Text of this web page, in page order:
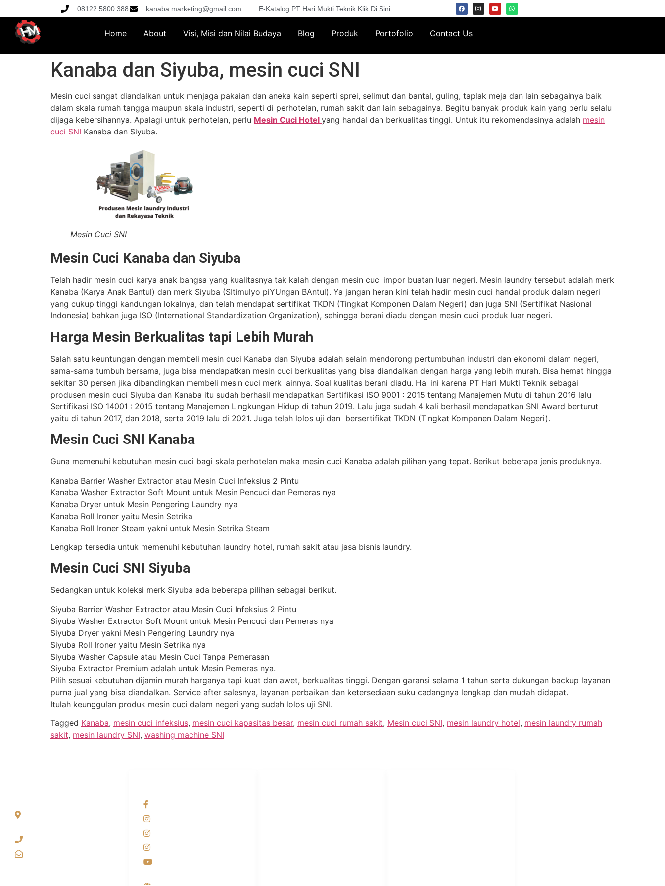
08122 5800 388 kanaba.marketing@gmail.com E-Katalog PT Hari Mukti Teknik Klik Di Sini
Home About Visi, Misi dan Nilai Budaya Blog Produk Portofolio Contact Us
Kanaba dan Siyuba, mesin cuci SNI
Mesin cuci sangat diandalkan untuk menjaga pakaian dan aneka kain seperti sprei, selimut dan bantal, guling, taplak meja dan lain sebagainya baik
dalam skala rumah tangga maupun skala industri, seperti di perhotelan, rumah sakit dan lain sebagainya. Begitu banyak produk kain yang perlu selalu
dijaga kebersihannya. Apalagi untuk perhotelan, perlu Mesin Cuci Hotel yang handal dan berkualitas tinggi. Untuk itu rekomendasinya adalah mesin
cuci SNI Kanaba dan Siyuba.
Mesin Cuci SNI
Mesin Cuci Kanaba dan Siyuba
Telah hadir mesin cuci karya anak bangsa yang kualitasnya tak kalah dengan mesin cuci impor buatan luar negeri. Mesin laundry tersebut adalah merk
Kanaba (Karya Anak Bantul) dan merk Siyuba (SItimulyo piYUngan BAntul). Ya jangan heran kini telah hadir mesin cuci handal produk dalam negeri
yang cukup tinggi kandungan lokalnya, dan telah mendapat sertifikat TKDN (Tingkat Komponen Dalam Negeri) dan juga SNI (Sertifikat Nasional
Indonesia) bahkan juga ISO (International Standardization Organization), sehingga berani diadu dengan mesin cuci produk luar negeri.
Harga Mesin Berkualitas tapi Lebih Murah
Salah satu keuntungan dengan membeli mesin cuci Kanaba dan Siyuba adalah selain mendorong pertumbuhan industri dan ekonomi dalam negeri,
sama-sama tumbuh bersama, juga bisa mendapatkan mesin cuci berkualitas yang bisa diandalkan dengan harga yang lebih murah. Bisa hemat hingga
sekitar 30 persen jika dibandingkan membeli mesin cuci merk lainnya. Soal kualitas berani diadu. Hal ini karena PT Hari Mukti Teknik sebagai
produsen mesin cuci Siyuba dan Kanaba itu sudah berhasil mendapatkan Sertifikasi ISO 9001 : 2015 tentang Manajemen Mutu di tahun 2016 lalu
Sertifikasi ISO 14001 : 2015 tentang Manajemen Lingkungan Hidup di tahun 2019. Lalu juga sudah 4 kali berhasil mendapatkan SNI Award berturut
yaitu di tahun 2017, dan 2018, serta 2019 lalu di 2021. Juga telah lolos uji dan bersertifikat TKDN (Tingkat Komponen Dalam Negeri).
Mesin Cuci SNI Kanaba
Guna memenuhi kebutuhan mesin cuci bagi skala perhotelan maka mesin cuci Kanaba adalah pilihan yang tepat. Berikut beberapa jenis produknya.
Kanaba Barrier Washer Extractor atau Mesin Cuci Infeksius 2 Pintu
Kanaba Washer Extractor Soft Mount untuk Mesin Pencuci dan Pemeras nya
Kanaba Dryer untuk Mesin Pengering Laundry nya
Kanaba Roll Ironer yaitu Mesin Setrika
Kanaba Roll Ironer Steam yakni untuk Mesin Setrika Steam
Lengkap tersedia untuk memenuhi kebutuhan laundry hotel, rumah sakit atau jasa bisnis laundry.
Mesin Cuci SNI Siyuba
Sedangkan untuk koleksi merk Siyuba ada beberapa pilihan sebagai berikut.
Siyuba Barrier Washer Extractor atau Mesin Cuci Infeksius 2 Pintu
Siyuba Washer Extractor Soft Mount untuk Mesin Pencuci dan Pemeras nya
Siyuba Dryer yakni Mesin Pengering Laundry nya
Siyuba Roll Ironer yaitu Mesin Setrika nya
Siyuba Washer Capsule atau Mesin Cuci Tanpa Pemerasan
Siyuba Extractor Premium adalah untuk Mesin Pemeras nya.
Pilih sesuai kebutuhan dijamin murah harganya tapi kuat dan awet, berkualitas tinggi. Dengan garansi selama 1 tahun serta dukungan backup layanan
purna jual yang bisa diandalkan. Service after salesnya, layanan perbaikan dan ketersediaan suku cadangnya lengkap dan mudah didapat.
Itulah keunggulan produk mesin cuci dalam negeri yang sudah lolos uji SNI.
Tagged Kanaba, mesin cuci infeksius, mesin cuci kapasitas besar, mesin cuci rumah sakit, Mesin cuci SNI, mesin laundry hotel, mesin laundry rumah
sakit, mesin laundry SNI, washing machine SNI